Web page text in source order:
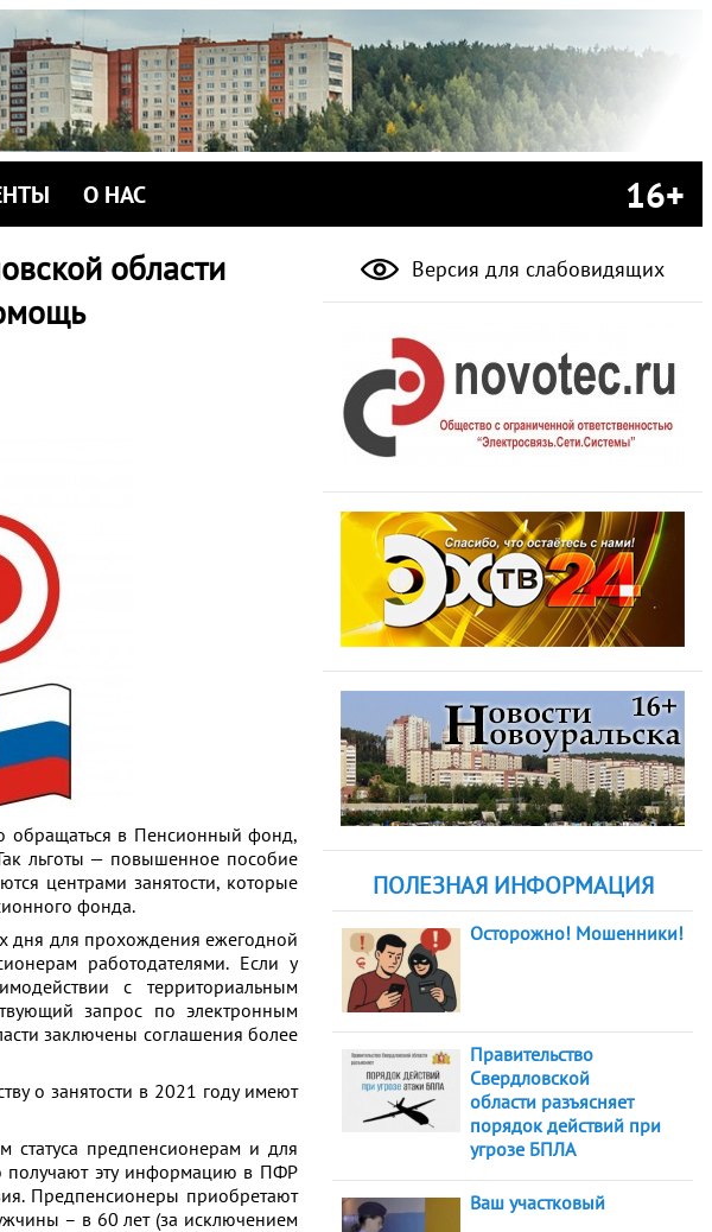
О НАС 16+
области
в Пенсионный фонд,
льготы — повышенное пособие
центрами занятости, которые
фонда.
для прохождения ежегодной
работодателями. Если у
с территориальным
запрос по электронным
заключены соглашения более
о занятости в 2021 году имеют
предпенсионерам и для
получают эту информацию в ПФР
Предпенсионеры приобретают
– в 60 лет (за исключением
Версия для слабовидящих
ПОЛЕЗНАЯ ИНФОРМАЦИЯ
Осторожно! Мошенники!
Правительство
Свердловской
области разъясняет
порядок действий при
угрозе БПЛА
Ваш участковый